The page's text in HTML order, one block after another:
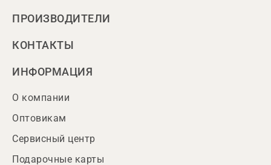
ПРОИЗВОДИТЕЛИ
КОНТАКТЫ
ИНФОРМАЦИЯ
О компании
Оптовикам
Сервисный центр
Подарочные карты